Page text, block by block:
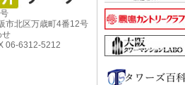
北区万歳町4番12号
せ
06-6312-5212